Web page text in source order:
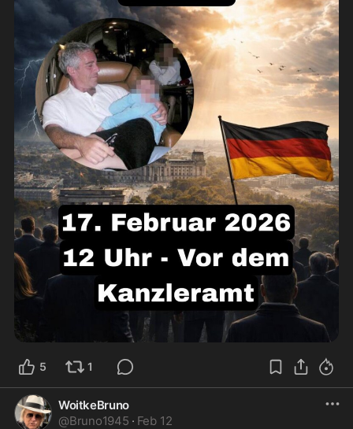
5 1
WoitkeBruno
@Bruno1945 · Feb 12